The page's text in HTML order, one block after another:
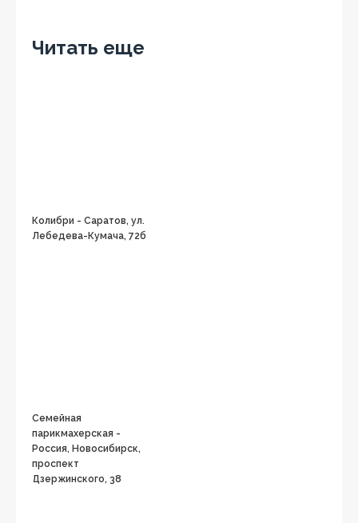
Читать еще
Колибри - Саратов, ул.
Лебедева-Кумача, 72б
Семейная
парикмахерская -
Россия, Новосибирск,
проспект
Дзержинского, 38